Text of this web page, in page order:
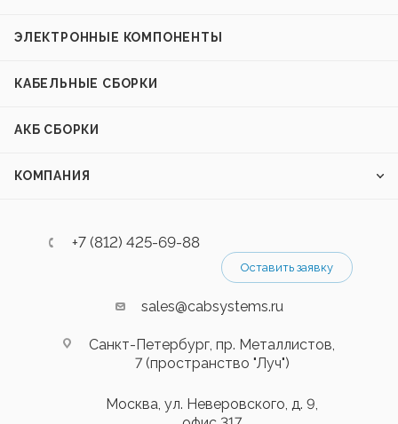
ЭЛЕКТРОННЫЕ КОМПОНЕНТЫ
КАБЕЛЬНЫЕ СБОРКИ
АКБ СБОРКИ
КОМПАНИЯ
+7 (812) 425-69-88
Оставить заявку
sales@cabsystems.ru
Санкт-Петербург, пр. Металлистов,
7 (пространство "Луч")
Москва, ул. Неверовского, д. 9,